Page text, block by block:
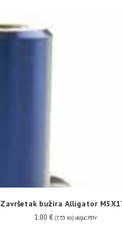
Završetak bužira Alligator
1.00 € (7.53 kn) uključ. PDV